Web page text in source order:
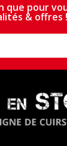
pour
& offres !